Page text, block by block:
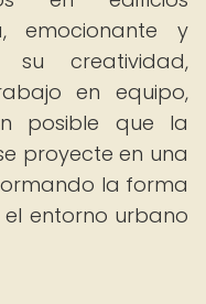
emocionante y
su creatividad,
en equipo,
posible que la
proyecte en una
la forma
entorno urbano